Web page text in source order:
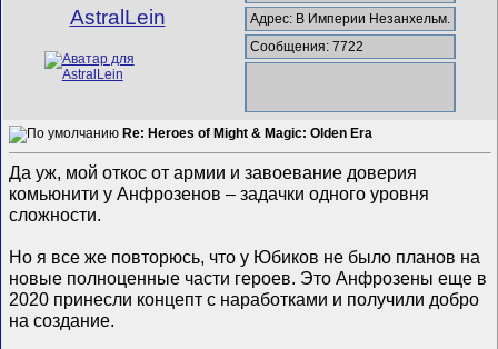
AstralLein
Адрес: В Империи Незанхельм.
Сообщения: 7722
Re: Heroes of Might & Magic: Olden Era
Да уж, мой откос от армии и завоевание доверия
комьюнити у Анфрозенов – задачки одного уровня
сложности.
Но я все же повторюсь, что у Юбиков не было планов на
новые полноценные части героев. Это Анфрозены еще в
2020 принесли концепт с наработками и получили добро
на создание.